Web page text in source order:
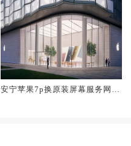
安宁苹果7p换原装屏幕服务网点